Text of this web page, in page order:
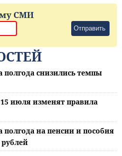
СМИ
Отправить
полгода снизились темпы
июля изменят правила
полгода на пенсии и пособия